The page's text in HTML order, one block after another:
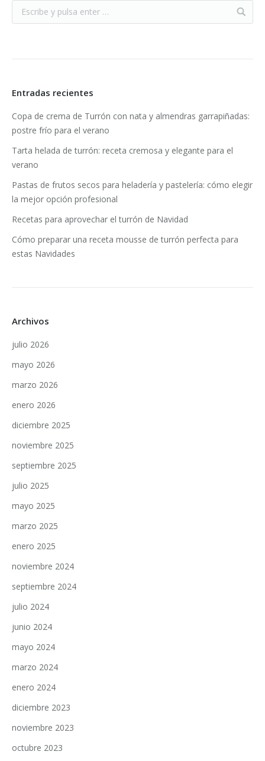
Entradas recientes
Copa de crema de Turrón con nata y almendras garrapiñadas:
postre frío para el verano
Tarta helada de turrón: receta cremosa y elegante para el
verano
Pastas de frutos secos para heladería y pastelería: cómo elegir
la mejor opción profesional
Recetas para aprovechar el turrón de Navidad
Cómo preparar una receta mousse de turrón perfecta para
estas Navidades
Archivos
julio 2026
mayo 2026
marzo 2026
enero 2026
diciembre 2025
noviembre 2025
septiembre 2025
julio 2025
mayo 2025
marzo 2025
enero 2025
noviembre 2024
septiembre 2024
julio 2024
junio 2024
mayo 2024
marzo 2024
enero 2024
diciembre 2023
noviembre 2023
octubre 2023